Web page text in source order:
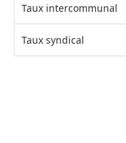
Taux intercommunal
Taux syndical